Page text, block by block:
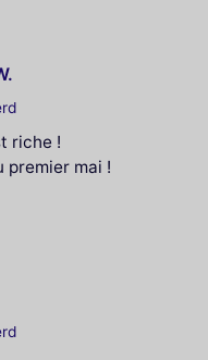
riche !
premier mai !